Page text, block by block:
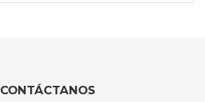
CONTÁCTANOS